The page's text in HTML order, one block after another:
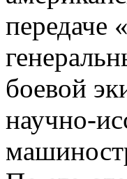
передаче
боевой
научно-